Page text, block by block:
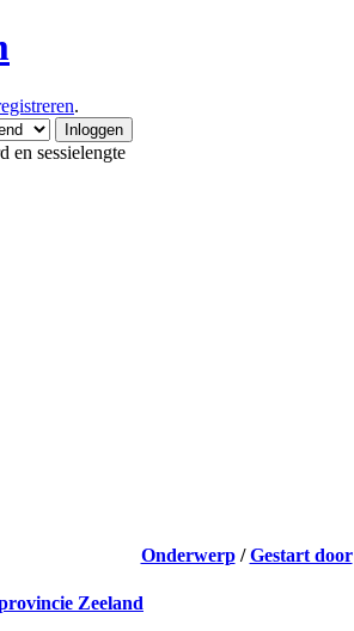
.
en sessielengte
Onderwerp/Gestart door
Zeeland